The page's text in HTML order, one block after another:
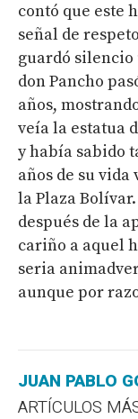
contó que este
señal de
guardó silencio
don Pancho
años,
veía la estatua
y había sabido
años de su
la Plaza
después de la
cariño a aquel
seria
aunque por
JUAN PABLO
ARTÍCULOS